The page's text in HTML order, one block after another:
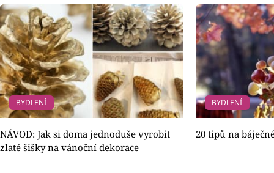
BYDLENÍ
NÁVOD: Jak si doma jednoduše vyrobit
zlaté šišky na vánoční dekorace
BYDLENÍ
20 tipů na